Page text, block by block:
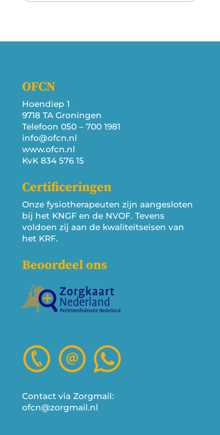
OFCN
Hoendiep 1
9718 TA Groningen
Telefoon 050 – 700 1981
info@ofcn.nl
www.ofcn.nl
KvK 834 576 15
Certificeringen
Onze fysiotherapeuten zijn aangesloten
bij het KNGF en de NVOF. Tevens
voldoen zij aan de kwaliteitseisen van
het KRF.
Beoordeel ons
Contact via Zorgmail:
ofcn@zorgmail.nl